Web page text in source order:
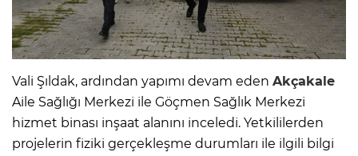
Vali Şıldak, ardından yapımı devam eden Akçakale
Aile Sağlığı Merkezi ile Göçmen Sağlık Merkezi
hizmet binası inşaat alanını inceledi. Yetkililerden
projelerin fiziki gerçekleşme durumları ile ilgili bilgi